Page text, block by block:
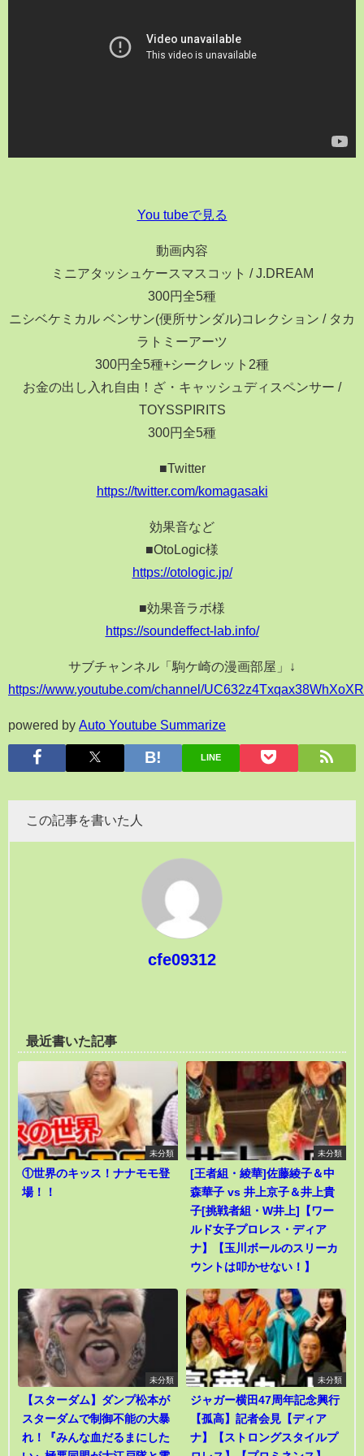
You tubeで見る
動画内容
ミニアタッシュケースマスコット / J.DREAM
300円全5種
ニシベケミカル ベンサン(便所サンダル)コレクション / タカ
ラトミーアーツ
300円全5種+シークレット2種
お金の出し入れ自由！ざ・キャッシュディスペンサー /
TOYSSPIRITS
300円全5種
■Twitter
https://twitter.com/komagasaki
効果音など
■OtoLogic様
https://otologic.jp/
■効果音ラボ様
https://soundeffect-lab.info/
サブチャンネル「駒ケ崎の漫画部屋」↓
https://www.youtube.com/channel/
powered by Auto Youtube Summarize
LINE
この記事を書いた人
cfe09312
最近書いた記事
未分類
①世界のキッス！ナナモモ登
場！！
未分類
[王者組・綾華]佐藤綾子＆中
森華子 vs 井上京子＆井上貴
子[挑戦者組・W井上]【ワー
ルド女子プロレス・ディア
ナ】【玉川ボールのスリーカ
ウントは叩かせない！】
未分類
【スターダム】ダンプ松本が
スターダムで制御不能の大暴
れ！『みんな血だるまにした
未分類
ジャガー横田47周年記念興行
【孤高】記者会見【ディア
ナ】【ストロングスタイルプ